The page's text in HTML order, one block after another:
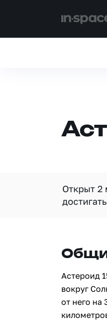
Открыт 2
Астероид
вокруг
от него на